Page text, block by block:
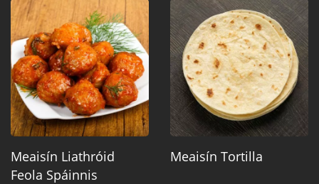
Meaisín Liathróid
Feola Spáinnis
Meaisín Tortilla